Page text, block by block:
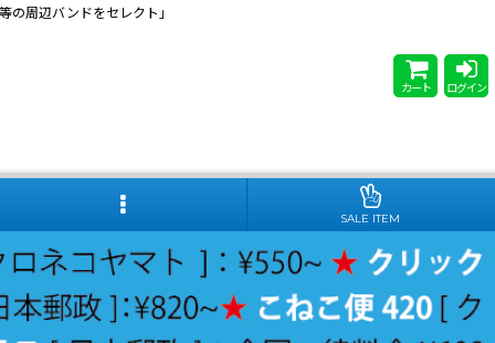
周辺バンドをセレクト」
カート ログイン
SALE ITEM